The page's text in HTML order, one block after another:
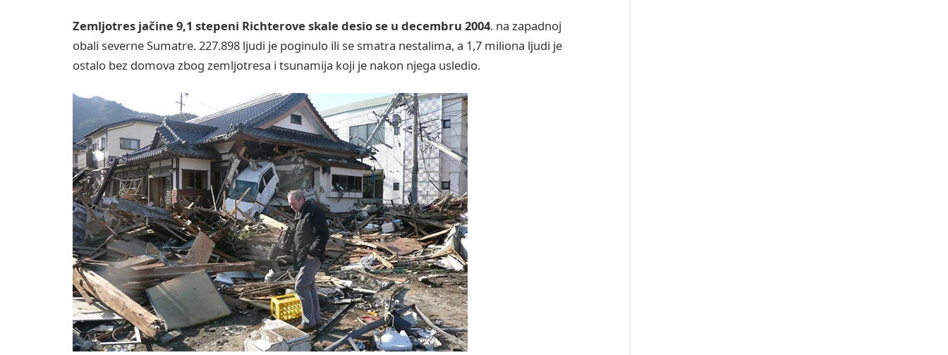
Zemljotres jačine 9,1 stepeni Richterove skale desio se u decembru 2004. na zapadnoj
obali severne Sumatre. 227.898 ljudi je poginulo ili se smatra nestalima, a 1,7 miliona ljudi je
ostalo bez domova zbog zemljotresa i tsunamija koji je nakon njega usledio.